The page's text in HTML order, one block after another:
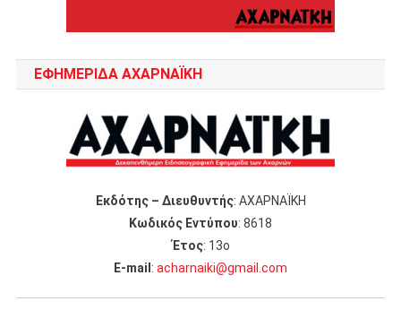
ΕΦΗΜΕΡΙΔΑ ΑΧΑΡΝΑΪΚΗ
Εκδότης – Διευθυντής: ΑΧΑΡΝΑΪΚΗ
Κωδικός Εντύπου: 8618
Έτος: 13ο
Ε-mail : acharnaiki@gmail.com